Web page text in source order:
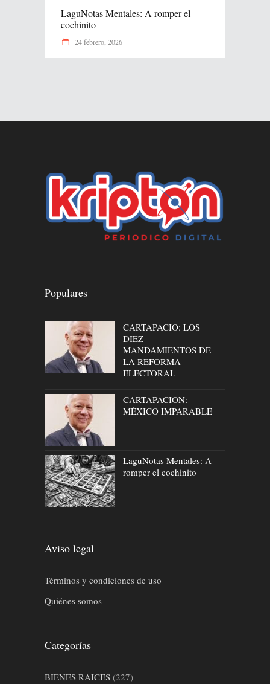
LaguNotas Mentales: A romper el
cochinito
24 febrero, 2026
Populares
CARTAPACIO: LOS
DIEZ
MANDAMIENTOS DE
LA REFORMA
ELECTORAL
CARTAPACION:
MÉXICO IMPARABLE
LaguNotas Mentales: A
romper el cochinito
Aviso legal
Términos y condiciones de uso
Quiénes somos
Categorías
BIENES RAICES (227)